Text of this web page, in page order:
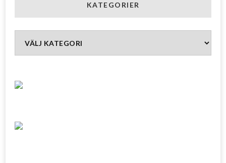
KATEGORIER
Kategorier